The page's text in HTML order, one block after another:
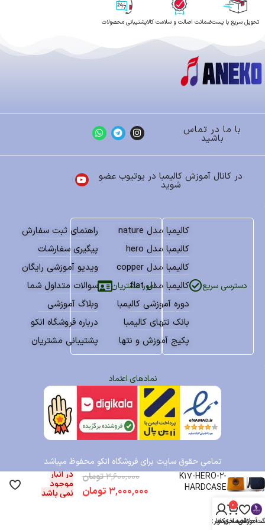
سایز 30*30*0/5 میلیمتر
پلاستیک فشرده
تحویل سریع با پستضمانت اصالت و سلامت کالاپشتیبانی محصولات
با ما در تماس
باشید
در کانال آموزش کالیمبا در یوتیوب عضو
شوید
دسترسی سریع
کالیمبا مدل nature
کالیمبا مدل hero
کالیمبا مدل copper
کالیمبا مدل flat
دوره آموزشی کالیمبا
بانک نتهای کالیمبا
پکیج آموزش و نتها
امور مشتریان
راهنمای ثبت سفارش
پیگیری سفارشات
ویدیو آموزشی رایگان
سوالات متداول شما
وبلاگ آموزشی
درباره فروشگاه انکو
پشتیبانی مشتریان
نمادهای اعتماد
تمامی حقوق سایت برای فروشگاه انکو محفوظ میباشد
کالیمبا انکو مدل هیرو
K17-HERO-2-
HARDCASE
۳,۶۰۰,۰۰۰تومان
۳,۰۰۰,۰۰۰ تومان
در انبار
موجود
نمی باشد
آموزشی
علاقه مندی ها
0
سبد خرید
حساب کاربری من